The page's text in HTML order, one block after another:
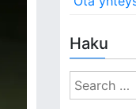
Haku
S
e